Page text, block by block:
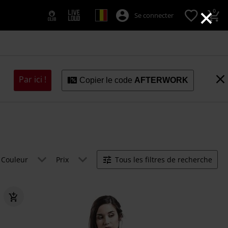
×
Se connecter 0
Par ici ! Copier le code AFTERWORK
Couleur Prix Tous les filtres de recherche